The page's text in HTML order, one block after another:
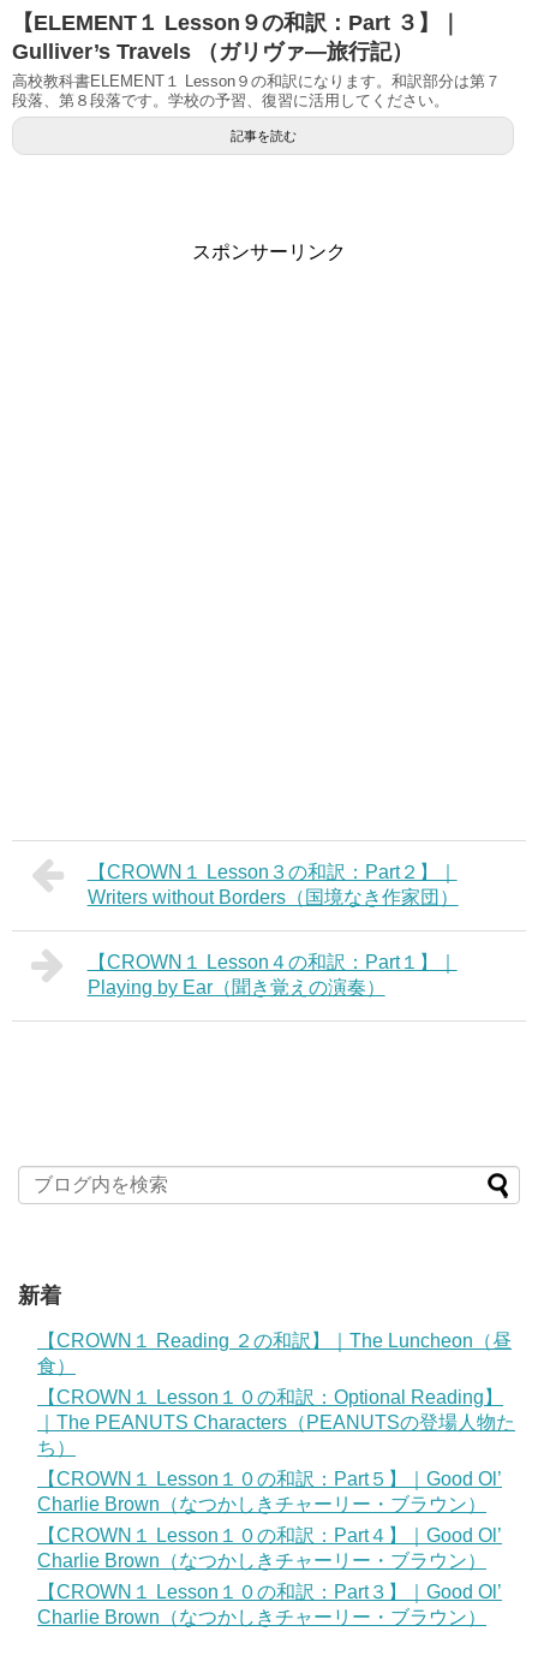
【ELEMENT１ Lesson９の和訳：Part ３】｜
Gulliver’s Travels （ガリヴァ―旅行記）
高校教科書ELEMENT１ Lesson９の和訳になります。和訳部分は第７
段落、第８段落です。学校の予習、復習に活用してください。
記事を読む
スポンサーリンク
【CROWN１ Lesson３の和訳：Part２】｜
Writers without Borders（国境なき作家団）
【CROWN１ Lesson４の和訳：Part１】｜
Playing by Ear（聞き覚えの演奏）
新着
【CROWN１ Reading ２の和訳】｜The Luncheon（昼
食）
【CROWN１ Lesson１０の和訳：Optional Reading】
｜The PEANUTS Characters（PEANUTSの登場人物た
ち）
【CROWN１ Lesson１０の和訳：Part５】｜Good Ol’
Charlie Brown（なつかしきチャーリー・ブラウン）
【CROWN１ Lesson１０の和訳：Part４】｜Good Ol’
Charlie Brown（なつかしきチャーリー・ブラウン）
【CROWN１ Lesson１０の和訳：Part３】｜Good Ol’
Charlie Brown（なつかしきチャーリー・ブラウン）